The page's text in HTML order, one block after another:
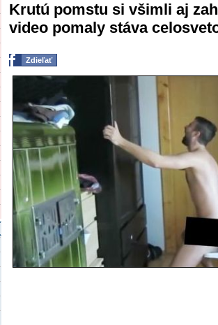
Krutú pomstu si všimli aj
video pomaly stáva
Zdieľať